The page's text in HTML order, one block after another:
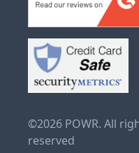
©2026 POWR. All
reserved